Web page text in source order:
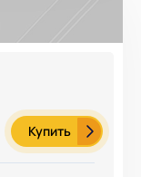
Купить